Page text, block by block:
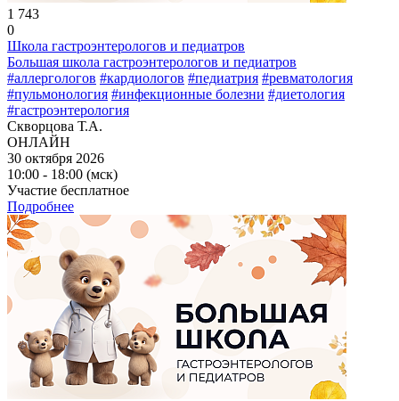
1 743
0
Школа гастроэнтерологов и педиатров
Большая школа гастроэнтерологов и педиатров
#аллергологов #кардиологов #педиатрия #ревматология
#пульмонология #инфекционные болезни #диетология
#гастроэнтерология
Скворцова Т.А.
ОНЛАЙН
30 октября 2026
10:00 - 18:00 (мск)
Участие бесплатное
Подробнее